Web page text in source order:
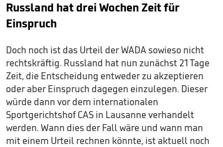
Russland hat drei Wochen Zeit für
Einspruch
Doch noch ist das Urteil der WADA sowieso nicht
rechtskräftig. Russland hat nun zunächst 21 Tage
Zeit, die Entscheidung entweder zu akzeptieren
oder aber Einspruch dagegen einzulegen. Dieser
würde dann vor dem internationalen
Sportgerichtshof CAS in Lausanne verhandelt
werden. Wann dies der Fall wäre und wann man
mit einem Urteil rechnen könnte, ist aktuell noch